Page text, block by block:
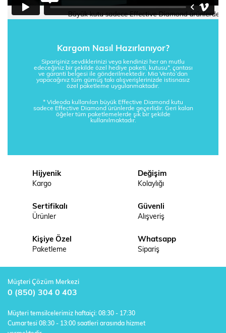
Kargom Nasıl Hazırlanıyor?
Siparişiniz sevdiklerinizi veya kendinizi her an mutlu
edeceğiniz bir şekilde özel hediye paketi, kutusu*, çantası
ve garanti belgesi ile gönderilmektedir. Mia Vento’dan
yapacağınız tüm gümüş takı alışverişlerinizde istisnasız
özel paketleme uygulanmaktadır.
* Videoda kullanılan büyük Effective Diamond kutu
sadece Effective Diamond ürünlerde geçerlidir. Geri kalan
öğeler tüm paketlemelerde şık bir şekilde
kullanılmaktadır.
Hijyenik
Kargo
Değişim
Kolaylığı
Sertifikalı
Ürünler
Güvenli
Alışveriş
Kişiye Özel
Paketleme
Whatsapp
Sipariş
Müşteri Çözüm Merkezi
0 (850) 304 0 403
Müşteri temsilcelerimiz haftaiçi: 08:30 - 17:30
Cumartesi 08:30 - 13:00 saatleri arasında hizmet